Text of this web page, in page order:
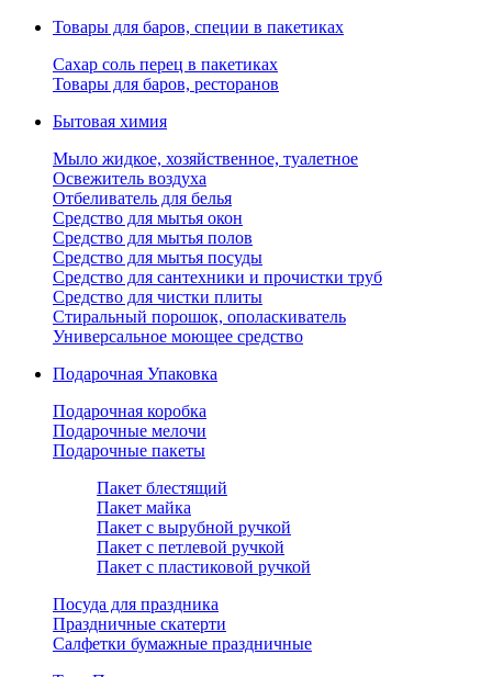
Товары для баров, специи в пакетиках
Сахар соль перец в пакетиках
Товары для баров, ресторанов
Бытовая химия
Мыло жидкое, хозяйственное, туалетное
Освежитель воздуха
Отбеливатель для белья
Средство для мытья окон
Средство для мытья полов
Средство для мытья посуды
Средство для сантехники и прочистки труб
Средство для чистки плиты
Стиральный порошок, ополаскиватель
Универсальное моющее средство
Подарочная Упаковка
Подарочная коробка
Подарочные мелочи
Подарочные пакеты
Пакет блестящий
Пакет майка
Пакет с вырубной ручкой
Пакет с петлевой ручкой
Пакет с пластиковой ручкой
Посуда для праздника
Праздничные скатерти
Салфетки бумажные праздничные